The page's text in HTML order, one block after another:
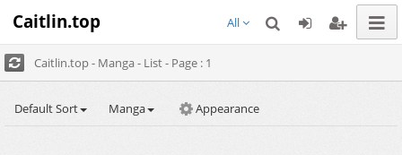
Caitlin.top All
Caitlin.top - Manga - List - Page : 1
Default Sort Manga Appearance